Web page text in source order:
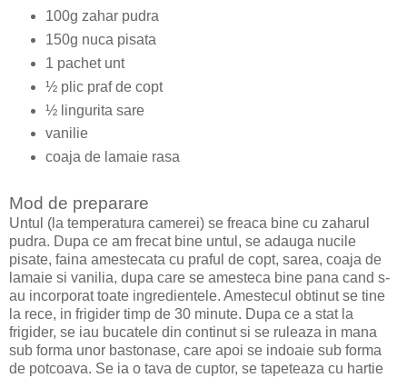
100g zahar pudra
150g nuca pisata
1 pachet unt
½ plic praf de copt
½ lingurita sare
vanilie
coaja de lamaie rasa
Mod de preparare
Untul (la temperatura camerei) se freaca bine cu zaharul
pudra. Dupa ce am frecat bine untul, se adauga nucile
pisate, faina amestecata cu praful de copt, sarea, coaja de
lamaie si vanilia, dupa care se amesteca bine pana cand s-
au incorporat toate ingredientele. Amestecul obtinut se tine
la rece, in frigider timp de 30 minute. Dupa ce a stat la
frigider, se iau bucatele din continut si se ruleaza in mana
sub forma unor bastonase, care apoi se indoaie sub forma
de potcoava. Se ia o tava de cuptor, se tapeteaza cu hartie